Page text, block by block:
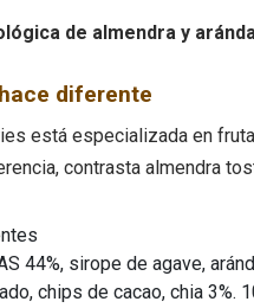
de almendra y
diferente
está especializada en
contrasta almendra
44%, sirope de agave,
chips de cacao, chia 3%.